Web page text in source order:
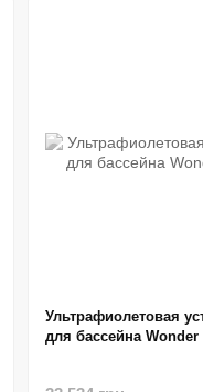
Ультрафиолетовая
для бассейна Wonder